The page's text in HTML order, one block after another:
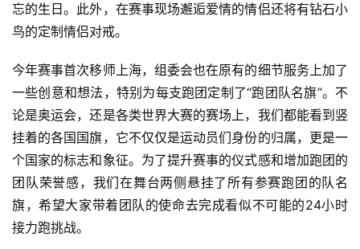
选
运
动
集
忘的生日。此外，在赛事现场邂逅爱情的情侣还将有钻石小
鸟的定制情侣对戒。
今年赛事首次移师上海，组委会也在原有的细节服务上加了
一些创意和想法，特别为每支跑团定制了“跑团队名旗”。不
论是奥运会，还是各类世界大赛的赛场上，我们都能看到竖
挂着的各国国旗，它不仅仅是运动员们身份的归属，更是一
个国家的标志和象征。为了提升赛事的仪式感和增加跑团的
团队荣誉感，我们在舞台两侧悬挂了所有参赛跑团的队名
旗，希望大家带着团队的使命去完成看似不可能的24小时
接力跑挑战。